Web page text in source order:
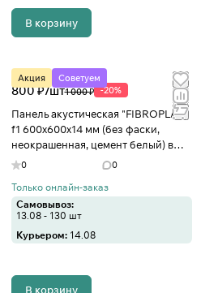
В корзину
Акция Советуем
800 ₽/шт1 000 ₽ -20%
Панель акустическая "FIBROPLAN"
f1 600х600х14 мм (без фаски,
неокрашенная, цемент белый) в
Иваново
0 0
Только онлайн-заказ
Самовывоз:
13.08 - 130 шт
Курьером:14.08
В корзину